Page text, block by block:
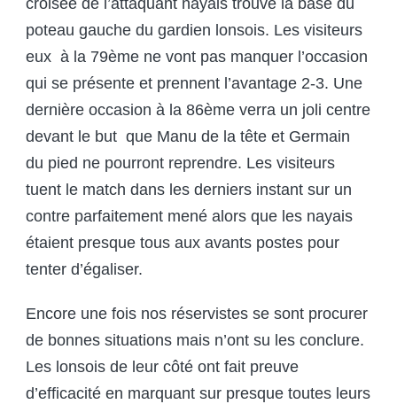
croisée de l’attaquant nayais trouve la base du
poteau gauche du gardien lonsois. Les visiteurs
eux à la 79ème ne vont pas manquer l’occasion
qui se présente et prennent l’avantage 2-3. Une
dernière occasion à la 86ème verra un joli centre
devant le but que Manu de la tête et Germain
du pied ne pourront reprendre. Les visiteurs
tuent le match dans les derniers instant sur un
contre parfaitement mené alors que les nayais
étaient presque tous aux avants postes pour
tenter d’égaliser.
Encore une fois nos réservistes se sont procurer
de bonnes situations mais n’ont su les conclure.
Les lonsois de leur côté ont fait preuve
d’efficacité en marquant sur presque toutes leurs